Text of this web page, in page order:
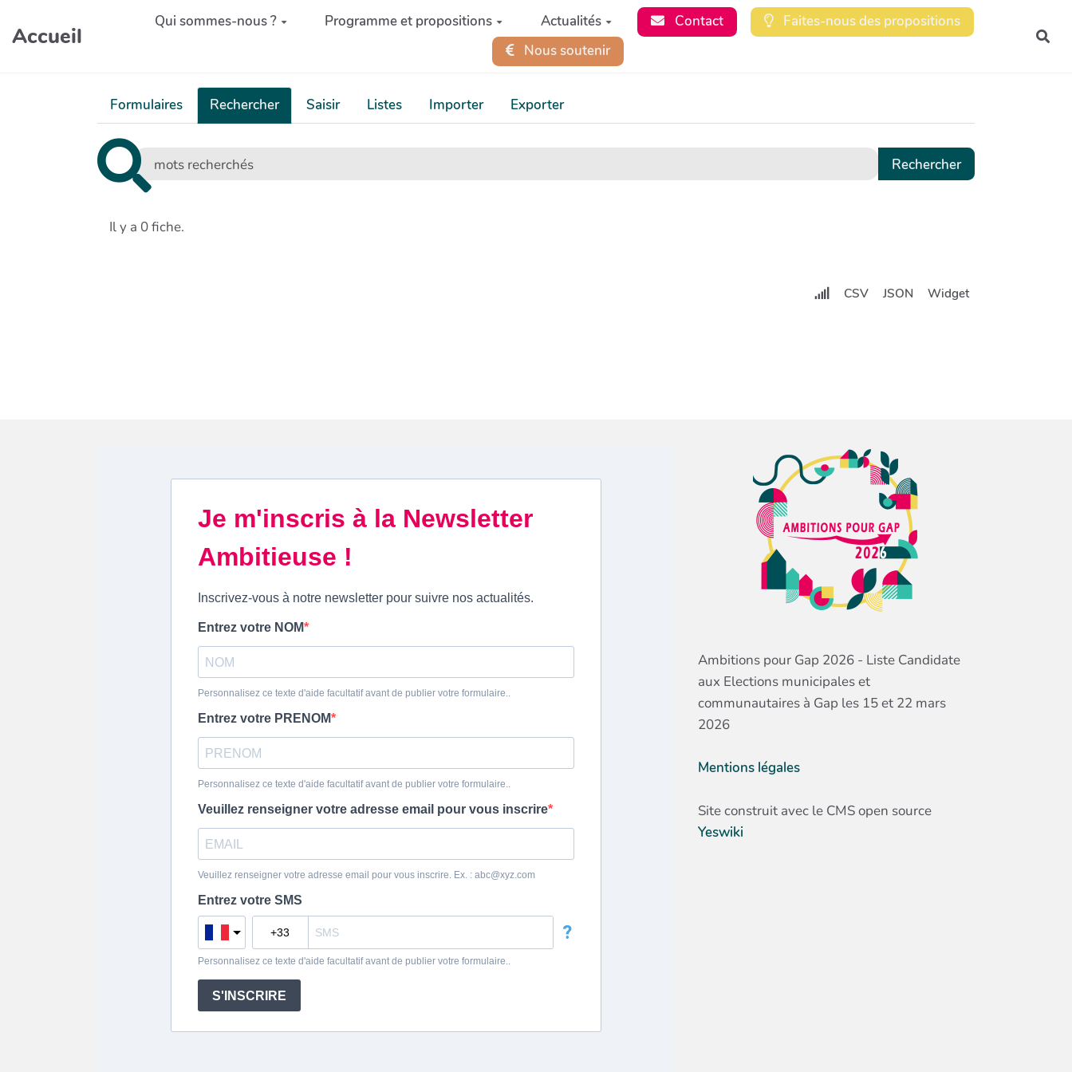
Aller au contenu principal
Accueil
Qui sommes-nous ? Programme et propositions Actualités Contact
Faites-nous des propositions
Nous soutenir
Formulaires Rechercher Saisir Listes Importer Exporter
Il y a 0 fiche.
CSV JSON Widget
Ambitions pour Gap 2026 - Liste Candidate
aux Elections municipales et
communautaires à Gap les 15 et 22 mars
2026
Mentions légales
Site construit avec le CMS open source
Yeswiki